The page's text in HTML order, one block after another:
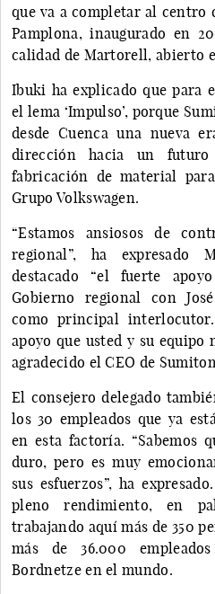
que va a completar al centro
Pamplona, inaugurado en
calidad de Martorell, abierto
Ibuki ha explicado que para
el lema ‘Impulso’, porque
desde Cuenca una nueva
dirección hacia un
fabricación de material
Grupo Volkswagen.
“Estamos ansiosos de
regional”, ha expresado
destacado “el fuerte
Gobierno regional con
como principal
apoyo que usted y su equipo
agradecido el CEO de
El consejero delegado
los 30 empleados que ya
en esta factoría. “Sabemos
duro, pero es muy
sus esfuerzos”, ha
pleno rendimiento, en
trabajando aquí más de 350
más de 36.000
Bordnetze en el mundo.